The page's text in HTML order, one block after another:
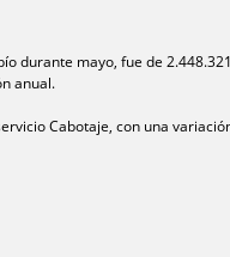
durante mayo, fue de
anual.
Cabotaje, con una